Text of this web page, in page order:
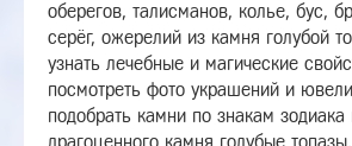
оберегов, талисманов, колье, бус,
серёг, ожерелий из камня голубой
узнать лечебные и магические
посмотреть фото украшений и
подобрать камни по знакам
драгоценного камня голубые топазы.